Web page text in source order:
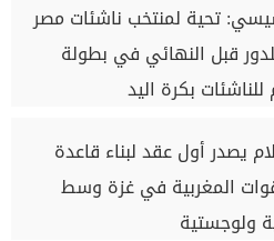
تحية لمنتخب ناشئات مصر
قبل النهائي في بطولة
بكرة اليد
يصدر أول عقد لبناء قاعدة
المغربية في غزة وسط
ولوجستية